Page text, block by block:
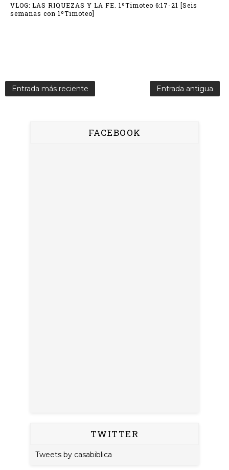
VLOG: LAS RIQUEZAS Y LA FE. 1ºTimoteo 6:17-21 [Seis
semanas con 1ºTimoteo]
Entrada más reciente Entrada antigua
FACEBOOK
TWITTER
Tweets by casabiblica